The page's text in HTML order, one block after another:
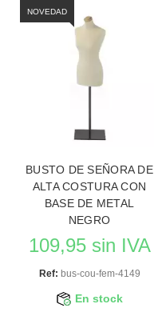
NOVEDAD
BUSTO DE SEÑORA DE
ALTA COSTURA CON
BASE DE METAL
NEGRO
109,95 sin IVA
Ref: bus-cou-fem-4149
En stock